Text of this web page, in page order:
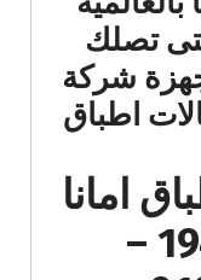
تصلك
شركة
اطباق
امانا
في مصر 19418 –